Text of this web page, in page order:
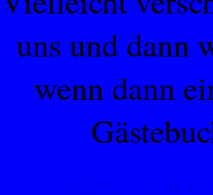
uns und dann
wenn dann